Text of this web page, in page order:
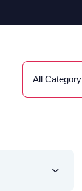
All Category